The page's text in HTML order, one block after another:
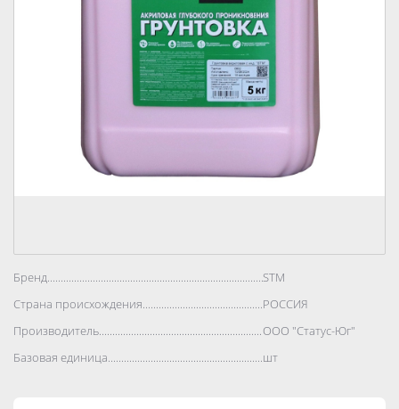
Бренд..................................................................................STM
Страна происхождения..................................................................................
РОССИЯ
Производитель..................................................................................
ООО "Статус-Юг"
Базовая единица..................................................................................
шт